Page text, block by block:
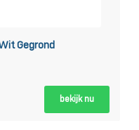
Gegrond
bekijk nu